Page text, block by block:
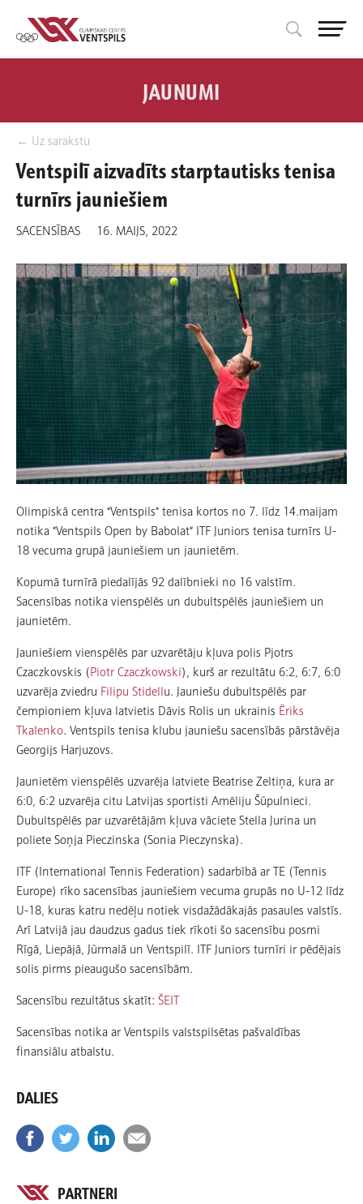
← Uz sarakstu
JAUNUMI
Ventspilī aizvadīts starptautisks tenisa
turnīrs jauniešiem
SACENSĪBAS 16. MAIJS, 2022
Olimpiskā centra “Ventspils” tenisa kortos no 7. līdz 14.maijam
notika ”Ventspils Open by Babolat” ITF Juniors tenisa turnīrs U-
18 vecuma grupā jauniešiem un jaunietēm.
Kopumā turnīrā piedalījās 92 dalībnieki no 16 valstīm.
Sacensības notika vienspēlēs un dubultspēlēs jauniešiem un
jaunietēm.
Jauniešiem vienspēlēs par uzvarētāju kļuva polis Pjotrs
Czaczkovskis (Piotr Czaczkowski), kurš ar rezultātu 6:2, 6:7, 6:0
uzvarēja zviedru Filipu Stidellu. Jauniešu dubultspēlēs par
čempioniem kļuva latvietis Dāvis Rolis un ukrainis Ēriks
Tkalenko. Ventspils tenisa klubu jauniešu sacensībās pārstāvēja
Georgijs Harjuzovs.
Jaunietēm vienspēlēs uzvarēja latviete Beatrise Zeltiņa, kura ar
6:0, 6:2 uzvarēja citu Latvijas sportisti Amēliju Šūpulnieci.
Dubultspēlēs par uzvarētājām kļuva vāciete Stella Jurina un
poliete Soņja Pieczinska (Sonia Pieczynska).
ITF (International Tennis Federation) sadarbībā ar TE (Tennis
Europe) rīko sacensības jauniešiem vecuma grupās no U-12 līdz
U-18, kuras katru nedēļu notiek visdažādākajās pasaules valstīs.
Arī Latvijā jau daudzus gadus tiek rīkoti šo sacensību posmi
Rīgā, Liepājā, Jūrmalā un Ventspilī. ITF Juniors turnīri ir pēdējais
solis pirms pieaugušo sacensībām.
Sacensību rezultātus skatīt: ŠEIT
Sacensības notika ar Ventspils valstspilsētas pašvaldības
finansiālu atbalstu.
DALIES
PARTNERI